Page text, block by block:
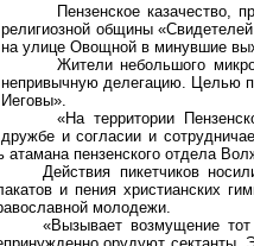
Пензенское казачество,
религиозной общины
на улице Овощной в минувшие
Жители небольшого
непривычную делегацию. Целью
Иеговы».
«На территории
дружбе и согласии и
пензенского отдела
Действия пикетчиков
и пения христианских
молодежи.
«Вызывает возмущение